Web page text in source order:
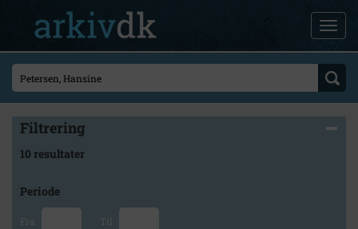
Filtrering
10 resultater
Periode
Fra Til